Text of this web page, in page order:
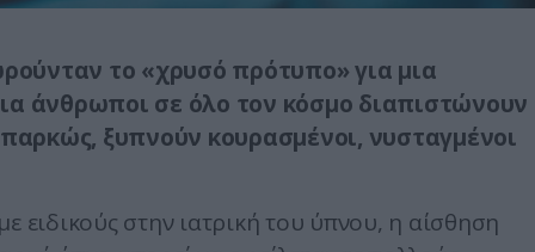
το «χρυσό πρότυπο» για μια
άνθρωποι σε όλο τον κόσμο διαπιστώνουν
ξυπνούν κουρασμένοι, νυσταγμένοι
ειδικούς στην ιατρική του ύπνου, η αίσθηση